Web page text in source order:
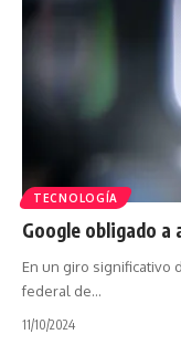
TECNOLOGÍA
Google obligado a
En un giro significativo
federal de…
11/10/2024